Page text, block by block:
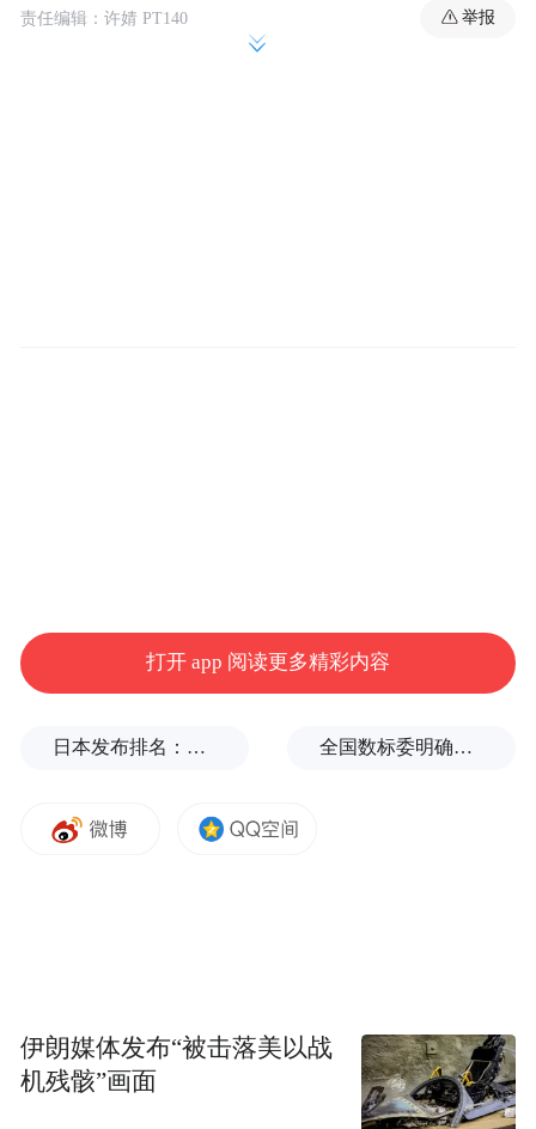
理想认为，要完全打通底盘域的全栈能力，
向的研发，"三个系统协同起来，才能带来体
脑，大脑再聪明也站不稳。"承担着整车运动
协同"小脑"角色的底盘域，是汽车成为"具身
责任编辑：许婧 PT140 举报
打开 app 阅读更多精彩内容
日本发布排名：中国第1，日本第13 全国数标委明确：所谓“数据国家标准编制费”系冒名收取
伊朗媒体发布“被击落美以战
机残骸”画面